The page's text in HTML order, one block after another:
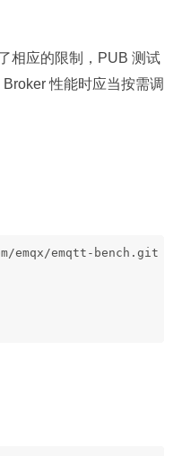
相应的限制，PUB 测试
性能时应当按需调
emqx/emqtt-bench.git